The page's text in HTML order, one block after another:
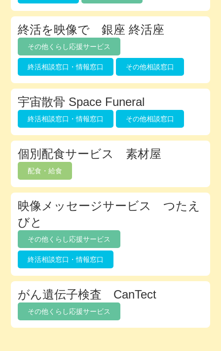
終活を映像で 銀座 終活座
その他くらし応援サービス
終活相談窓口・情報窓口 その他相談窓口
宇宙散骨 Space Funeral
終活相談窓口・情報窓口 その他相談窓口
個別配食サービス 素材屋
配食・給食
映像メッセージサービス つたえ
びと
その他くらし応援サービス
終活相談窓口・情報窓口
がん遺伝子検査 CanTect
その他くらし応援サービス